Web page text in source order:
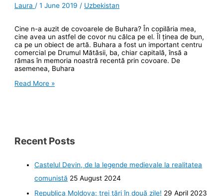
Laura /1 June 2019 / Uzbekistan
Cine n-a auzit de covoarele de Buhara? În copilăria mea,
cine avea un astfel de covor nu călca pe el. Îl ținea de bun,
ca pe un obiect de artă. Buhara a fost un important centru
comercial pe Drumul Mătăsii, ba, chiar capitală, însă a
rămas în memoria noastră recentă prin covoare. De
asemenea, Buhara
Prin
Read More »
Recent Posts
Castelul Devin, de la legende medievale la realitatea
comunistă 25 August 2024
Republica Moldova: trei ţări în două zile! 29 April 2023